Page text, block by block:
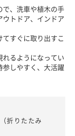
で、洗車や植木の手
ウトドア、インドア
すぐに取り出すこ
れるようになってい
参しやすく、大活躍
折りたたみ